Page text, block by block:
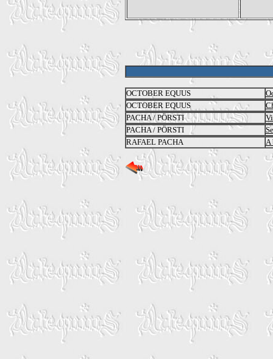
OCTOBER EQUUS
OCTOBER EQUUS
PACHA / PÖRSTI
PACHA / PÖRSTI
RAFAEL PACHA
A